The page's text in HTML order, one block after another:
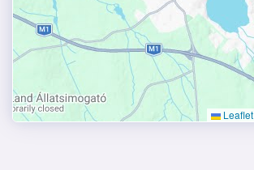
Leaflet